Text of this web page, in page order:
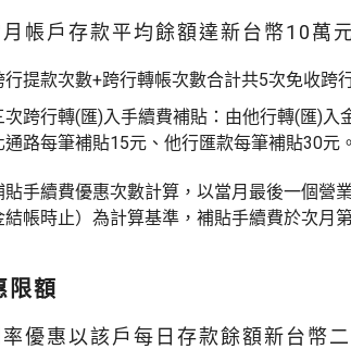
月帳戶存款平均餘額達新台幣10萬
行提款次數+跨行轉帳次數合計共5次免收跨
次跨行轉(匯)入手續費補貼：由他行轉(匯)
通路每筆補貼15元、他行匯款每筆補貼30元。
貼手續費優惠次數計算，以當月最後一個營
結帳時止）為計算基準，補貼手續費於次月
限額
優惠以該戶每日存款餘額新台幣